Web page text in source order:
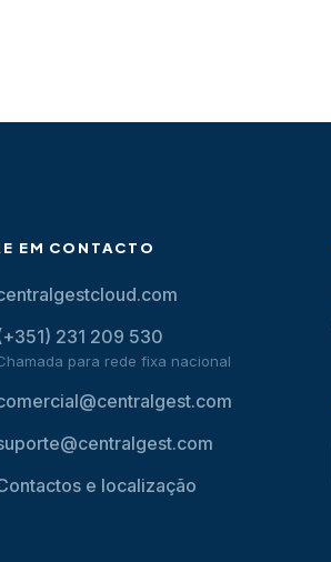
EM CONTACTO
231 209 530
para rede fixa nacional
e localização